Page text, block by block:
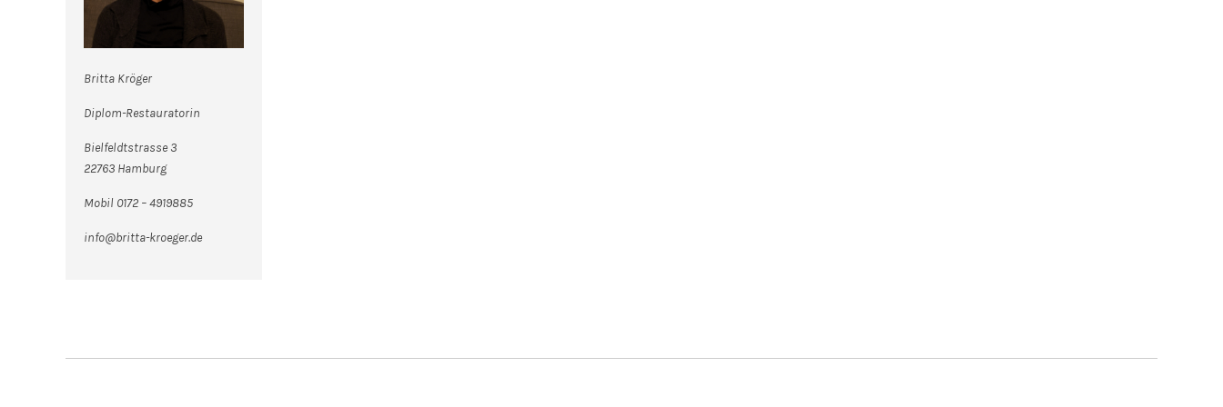
Britta Kröger
Diplom-Restauratorin
Bielfeldtstrasse 3
22763 Hamburg
Mobil 0172 – 4919885
info@britta-kroeger.de